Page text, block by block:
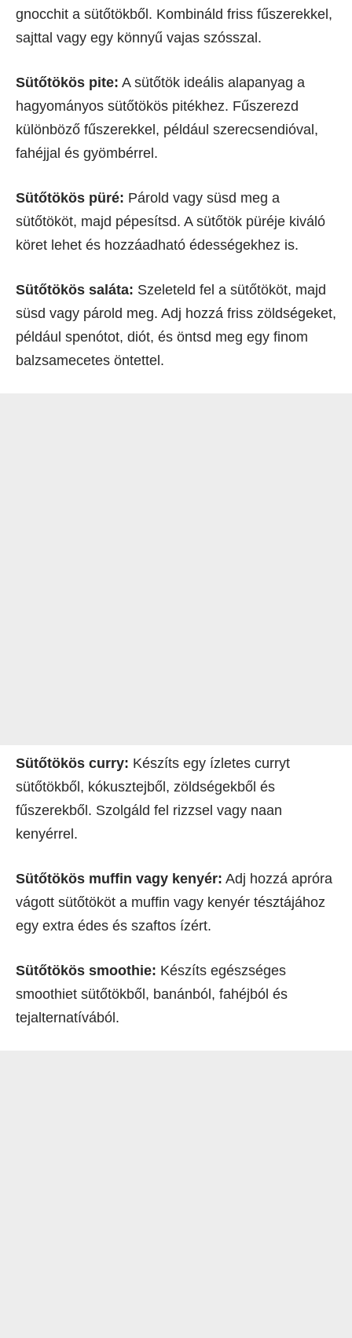
gnocchit a sütőtökből. Kombináld friss fűszerekkel,
sajttal vagy egy könnyű vajas szósszal.
Sütőtökös pite: A sütőtök ideális alapanyag a
hagyományos sütőtökös pitékhez. Fűszerezd
különböző fűszerekkel, például szerecsendióval,
fahéjjal és gyömbérrel.
Sütőtökös püré: Párold vagy süsd meg a
sütőtököt, majd pépesítsd. A sütőtök püréje kiváló
köret lehet és hozzáadható édességekhez is.
Sütőtökös saláta: Szeleteld fel a sütőtököt, majd
süsd vagy párold meg. Adj hozzá friss zöldségeket,
például spenótot, diót, és öntsd meg egy finom
balzsamecetes öntettel.
Sütőtökös curry: Készíts egy ízletes curryt
sütőtökből, kókusztejből, zöldségekből és
fűszerekből. Szolgáld fel rizzsel vagy naan
kenyérrel.
Sütőtökös muffin vagy kenyér: Adj hozzá apróra
vágott sütőtököt a muffin vagy kenyér tésztájához
egy extra édes és szaftos ízért.
Sütőtökös smoothie: Készíts egészséges
smoothiet sütőtökből, banánból, fahéjból és
tejalternatívából.